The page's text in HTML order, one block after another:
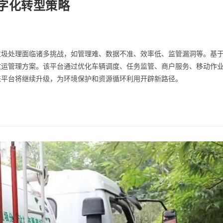
化转型策略
处理面临诸多挑战，如管理难、数据不准、效率低、监管漏洞等。基
管理方案。该平台通过优化车辆调度、任务监管、商户服务、移动作
将继续升级，为环境保护和资源循环利用开辟新路径。